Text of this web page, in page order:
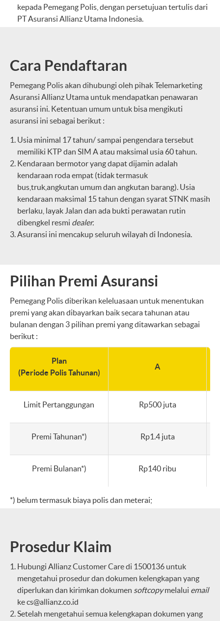
kepada Pemegang Polis, dengan persetujuan tertulis dari
PT Asuransi Allianz Utama Indonesia.
Cara Pendaftaran
Pemegang Polis akan dihubungi oleh pihak Telemarketing
Asuransi Allianz Utama untuk mendapatkan penawaran
asuransi ini. Ketentuan umum untuk bisa mengikuti
asuransi ini sebagai berikut :
Usia minimal 17 tahun/ sampai pengendara tersebut
memiliki KTP dan SIM A atau maksimal usia 60 tahun.
Kendaraan bermotor yang dapat dijamin adalah
kendaraan roda empat (tidak termasuk
bus,truk,angkutan umum dan angkutan barang). Usia
kendaraan maksimal 15 tahun dengan syarat STNK masih
berlaku, layak Jalan dan ada bukti perawatan rutin
dibengkel resmi dealer.
Asuransi ini mencakup seluruh wilayah di Indonesia.
Pilihan Premi Asuransi
Pemegang Polis diberikan keleluasaan untuk menentukan
premi yang akan dibayarkan baik secara tahunan atau
bulanan dengan 3 pilihan premi yang ditawarkan sebagai
berikut :
Plan
(Periode Polis Tahunan)
A
Limit Pertanggungan Rp500 juta
Premi Tahunan*) Rp1.4 juta
Premi Bulanan*) Rp140 ribu
*) belum termasuk biaya polis dan meterai;
Prosedur Klaim
Hubungi Allianz Customer Care di 1500136 untuk
mengetahui prosedur dan dokumen kelengkapan yang
diperlukan dan kirimkan dokumen softcopymelalui email
kecs@allianz.co.id
Setelah mengetahui semua kelengkapan dokumen yang